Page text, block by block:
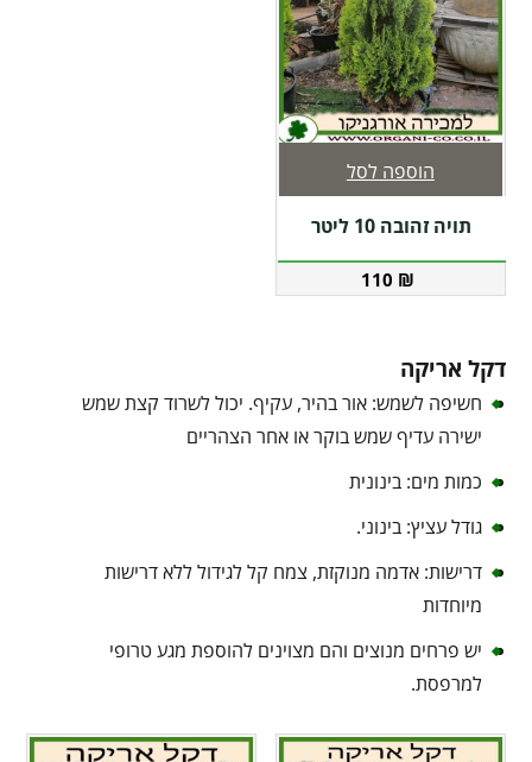
תויה זהובה 10 ליטר
110 ₪
הוספה לסל
דקל אריקה
חשיפה לשמש: אור בהיר, עקיף. יכול לשרוד קצת שמש
ישירה עדיף שמש בוקר או אחר הצהריים
כמות מים: בינונית
גודל עציץ: בינוני.
דרישות: אדמה מנוקזת, צמח קל לגידול ללא דרישות
מיוחדות
יש פרחים מנוצים והם מצוינים להוספת מגע טרופי
למרפסת.